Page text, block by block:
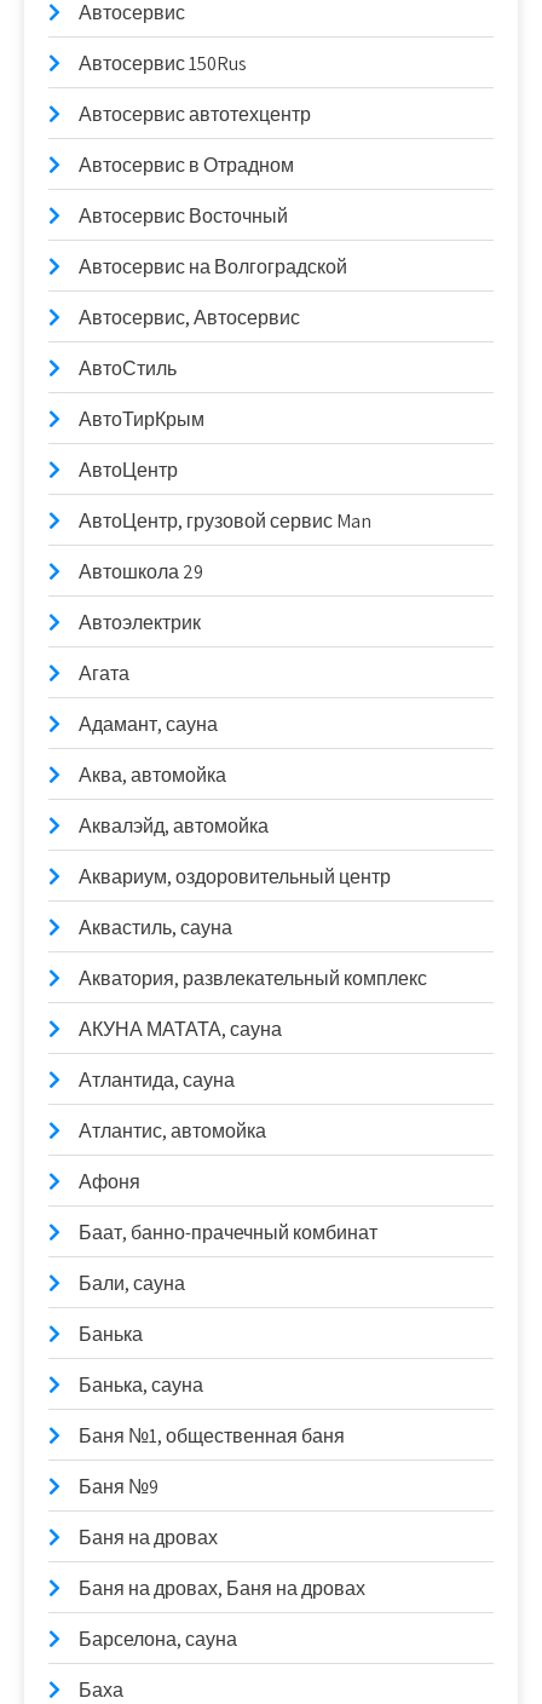
Автосервис
Автосервис 150Rus
Автосервис автотехцентр
Автосервис в Отрадном
Автосервис Восточный
Автосервис на Волгоградской
Автосервис, Автосервис
АвтоСтиль
АвтоТирКрым
АвтоЦентр
АвтоЦентр, грузовой сервис Man
Автошкола 29
Автоэлектрик
Агата
Адамант, сауна
Аква, автомойка
Аквалэйд, автомойка
Аквариум, оздоровительный центр
Аквастиль, сауна
Акватория, развлекательный комплекс
АКУНА МАТАТА, сауна
Атлантида, сауна
Атлантис, автомойка
Афоня
Баат, банно-прачечный комбинат
Бали, сауна
Банька
Банька, сауна
Баня №1, общественная баня
Баня №9
Баня на дровах
Баня на дровах, Баня на дровах
Барселона, сауна
Баха